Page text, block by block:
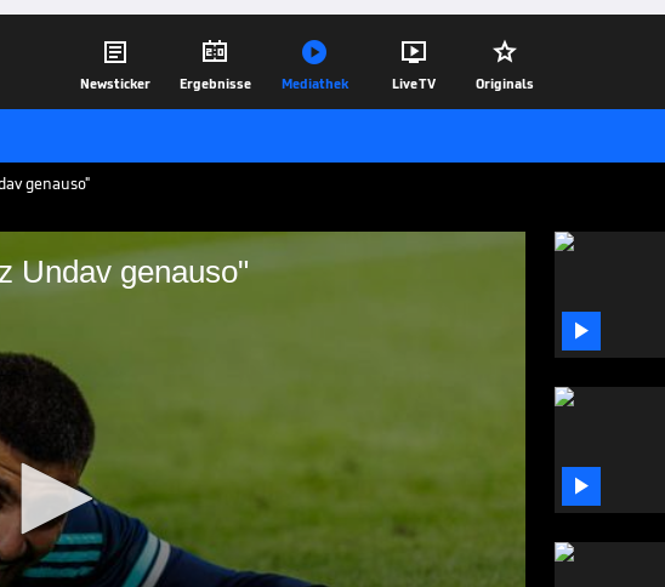

Newsticker

Ergebnisse

Mediathek

Live TV

Originals
genauso"
Undav genauso"
Deniz Undav genauso"
und Micky Beisenherz
und loben dessen
Entwicklung beim VfB Stuttgart.
13.06.26

